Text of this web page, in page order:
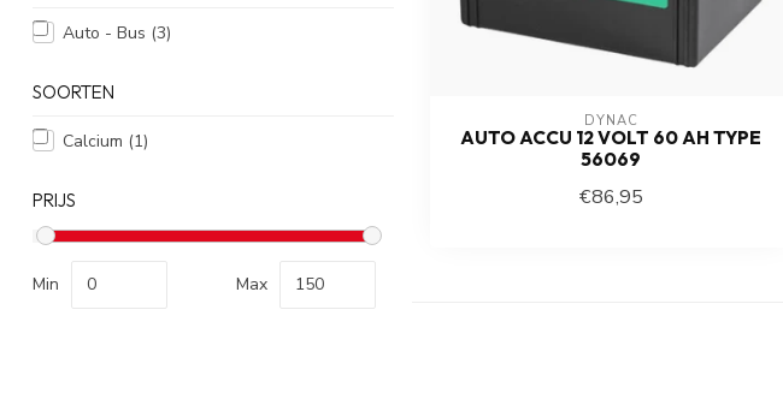
Auto - Bus (3)
SOORTEN
Calcium (1)
PRIJS
Min Max
DYNAC
AUTO ACCU 12 VOLT 60 AH TYPE
56069
€86,95